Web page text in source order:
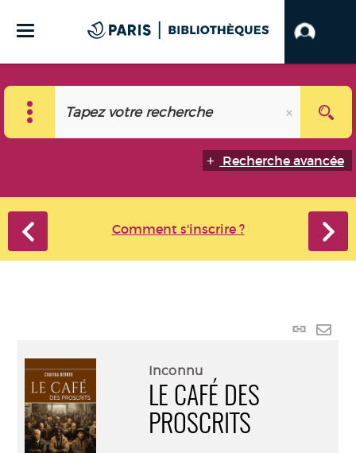
Recherche avancée
Comment s'inscrire ?
Lien
Inconnu
LE CAFÉ DES
PROSCRITS